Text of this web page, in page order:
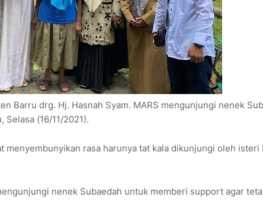
Barru drg. Hj. Hasnah Syam. MARS mengunjungi nenek
(16/11/2021).
menyembunyikan rasa harunya tat kala dikunjungi oleh isteri
nenek Subaedah untuk memberi support agar